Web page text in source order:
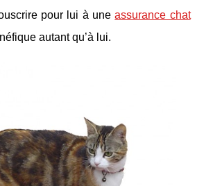
pour lui à uneassurance chat
autant qu’à lui.